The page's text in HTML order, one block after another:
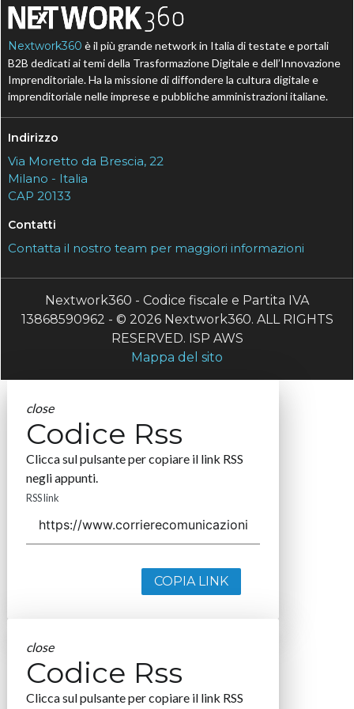
Nextwork360 è il più grande network in Italia di testate e portali
B2B dedicati ai temi della Trasformazione Digitale e dell’Innovazione
Imprenditoriale. Ha la missione di diffondere la cultura digitale e
imprenditoriale nelle imprese e pubbliche amministrazioni italiane.
Indirizzo
Via Moretto da Brescia, 22
Milano - Italia
CAP 20133
Contatti
Contatta il nostro team per maggiori informazioni
Nextwork360 - Codice fiscale e Partita IVA
13868590962 - © 2026 Nextwork360. ALL RIGHTS
RESERVED. ISP AWS
Mappa del sito
close
Codice Rss
Clicca sul pulsante per copiare il link RSS
negli appunti.
RSS link
COPIA LINK
close
Codice Rss
Clicca sul pulsante per copiare il link RSS